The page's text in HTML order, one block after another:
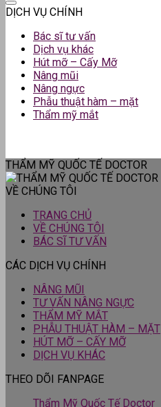
DỊCH VỤ CHÍNH
Bác sĩ tư vấn
Dịch vụ khác
Hút mỡ – Cấy Mỡ
Nâng mũi
Nâng ngực
Phẫu thuật hàm – mặt
Thẩm mỹ mắt
THẨM MỸ QUỐC TẾ DOCTOR
VỀ CHÚNG TÔI
TRANG CHỦ
VỀ CHÚNG TÔI
BÁC SĨ TƯ VẤN
CÁC DỊCH VỤ CHÍNH
NÂNG MŨI
TƯ VẤN NÂNG NGỰC
THẨM MỸ MẮT
PHẪU THUẬT HÀM – MẶT
HÚT MỠ – CẤY MỠ
DỊCH VỤ KHÁC
THEO DÕI FANPAGE
Thẩm Mỹ Quốc Tế Doctor